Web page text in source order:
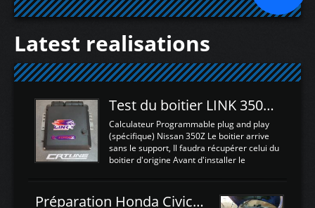
Latest realisations
Test du boitier LINK 350Z Plugin ECU
Calculateur Programmable plug and play
(spécifique) Nissan 350Z Le boitier arrive
sans le support, Il faudra récupérer celui du
boitier d'origine Avant d'installer le
d'envoyer l'information de la large bande
Préparation Honda Civic Type R FK2